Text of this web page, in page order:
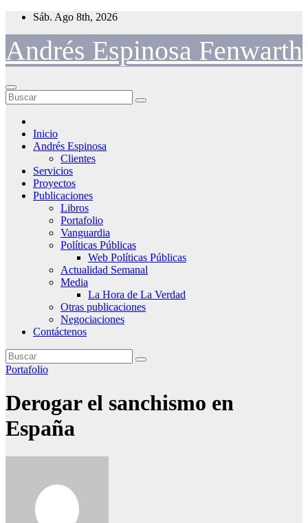
Saltar
contenido
Sáb. Ago 8th, 2026
Andrés Espinosa Fenwarth
Inicio
Andrés Espinosa
Clientes
Servicios
Proyectos
Publicaciones
Libros
Portafolio
Vanguardia
Políticas Públicas
Web Políticas Públicas
Actualidad Semanal
Media
La Hora de La Verdad
Otras publicaciones
Negociaciones
Contáctenos
Portafolio
Derogar el sanchismo en
España